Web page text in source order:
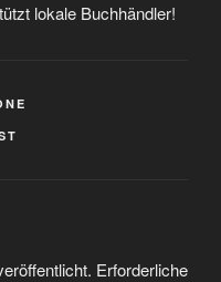
lokale Buchhändler!
Erforderliche